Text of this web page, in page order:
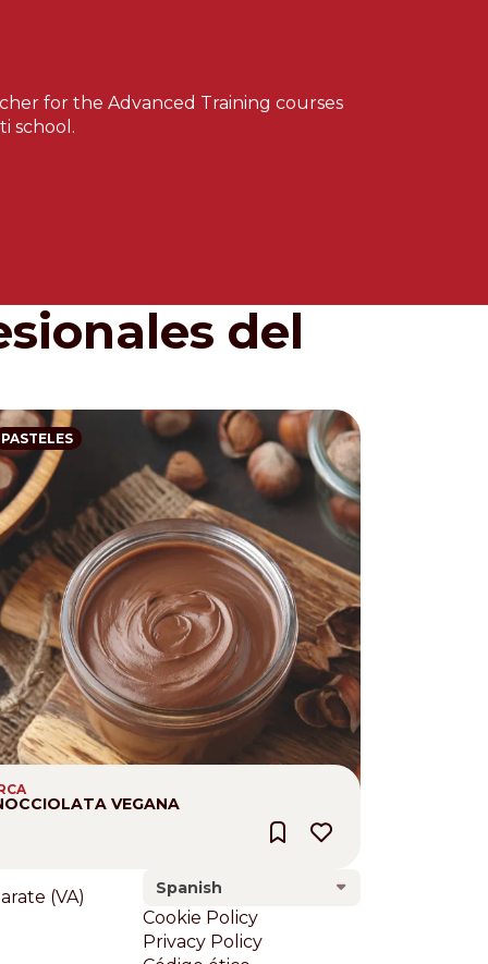
for the Advanced Training courses
school.
del
PASTELES
VEGANA
(VA)
Spanish
Footer
Cookie Policy
Privacy Policy